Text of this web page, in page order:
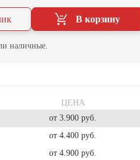
В корзину
наличные.
ЦЕНА
от 3.900 руб.
от 4.400 руб.
от 4.900 руб.